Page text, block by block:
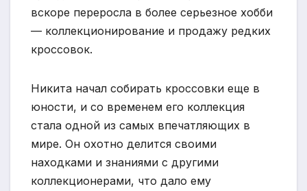
вскоре переросла в более серьезное хобби
— коллекционирование и продажу редких
кроссовок.
Никита начал собирать кроссовки еще в
юности, и со временем его коллекция
стала одной из самых впечатляющих в
мире. Он охотно делится своими
находками и знаниями с другими
коллекционерами, что дало ему